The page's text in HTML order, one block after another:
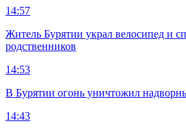
14:57
Житель Бурятии украл велосипед и
родственников
14:53
В Бурятии огонь уничтожил
14:43